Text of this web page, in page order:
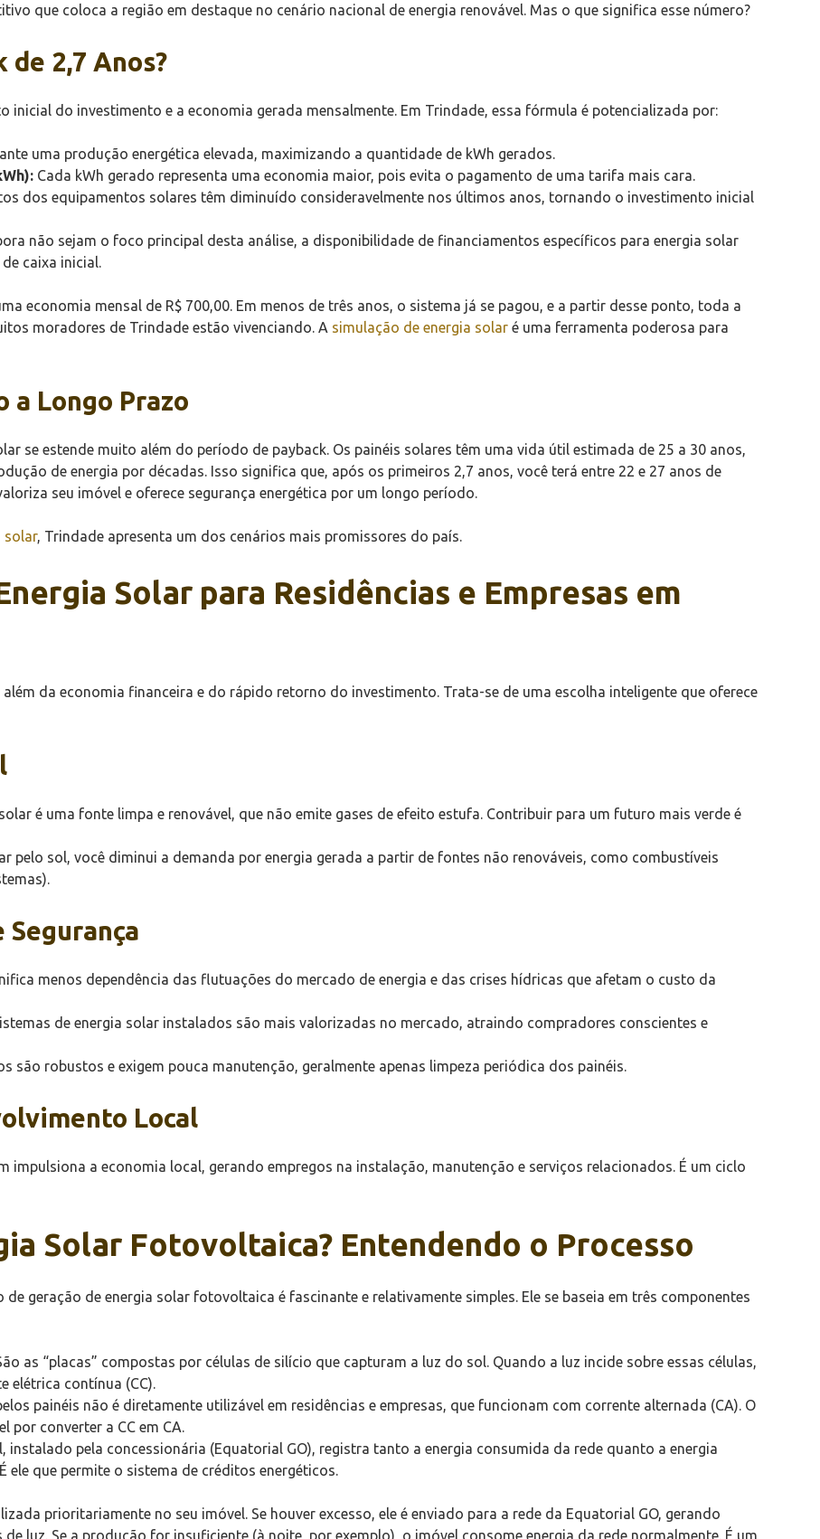
que coloca a região em destaque no cenário nacional de energia renovável. Mas o que significa esse número?
de 2,7 Anos?
inicial do investimento e a economia gerada mensalmente. Em Trindade, essa fórmula é potencializada por:
uma produção energética elevada, maximizando a quantidade de kWh gerados.
Cada kWh gerado representa uma economia maior, pois evita o pagamento de uma tarifa mais cara.
dos equipamentos solares têm diminuído consideravelmente nos últimos anos, tornando o investimento inicial
não sejam o foco principal desta análise, a disponibilidade de financiamentos específicos para energia solar
caixa inicial.
economia mensal de R$ 700,00. Em menos de três anos, o sistema já se pagou, e a partir desse ponto, toda a
moradores de Trindade estão vivenciando. A simulação de energia solar é uma ferramenta poderosa para
a Longo Prazo
se estende muito além do período de payback. Os painéis solares têm uma vida útil estimada de 25 a 30 anos,
de energia por décadas. Isso significa que, após os primeiros 2,7 anos, você terá entre 22 e 27 anos de
seu imóvel e oferece segurança energética por um longo período.
solar, Trindade apresenta um dos cenários mais promissores do país.
Solar para Residências e Empresas em
da economia financeira e do rápido retorno do investimento. Trata-se de uma escolha inteligente que oferece
é uma fonte limpa e renovável, que não emite gases de efeito estufa. Contribuir para um futuro mais verde é
pelo sol, você diminui a demanda por energia gerada a partir de fontes não renováveis, como combustíveis
menos dependência das flutuações do mercado de energia e das crises hídricas que afetam o custo da
de energia solar instalados são mais valorizadas no mercado, atraindo compradores conscientes e
são robustos e exigem pouca manutenção, geralmente apenas limpeza periódica dos painéis.
Local
impulsiona a economia local, gerando empregos na instalação, manutenção e serviços relacionados. É um ciclo
Solar Fotovoltaica? Entendendo o Processo
geração de energia solar fotovoltaica é fascinante e relativamente simples. Ele se baseia em três componentes
as “placas” compostas por células de silício que capturam a luz do sol. Quando a luz incide sobre essas células,
contínua (CC).
painéis não é diretamente utilizável em residências e empresas, que funcionam com corrente alternada (CA). O
por converter a CC em CA.
instalado pela concessionária (Equatorial GO), registra tanto a energia consumida da rede quanto a energia
ele que permite o sistema de créditos energéticos.
prioritariamente no seu imóvel. Se houver excesso, ele é enviado para a rede da Equatorial GO, gerando
luz. Se a produção for insuficiente (à noite, por exemplo), o imóvel consome energia da rede normalmente. É um